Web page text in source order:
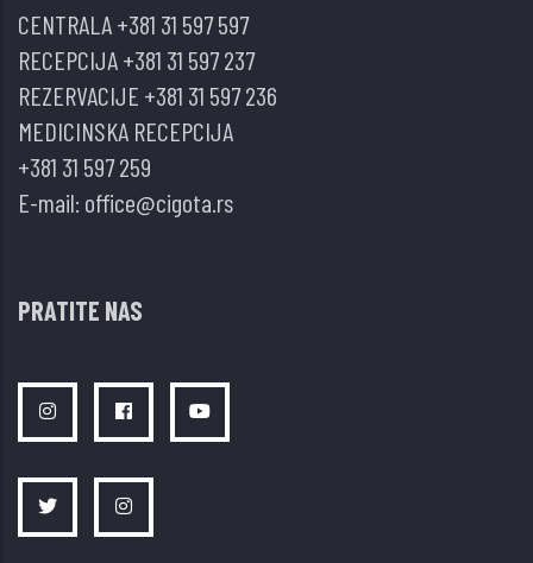
CENTRALA+381 31 597 597
RECEPCIJA+381 31 597 237
REZERVACIJE +381 31 597 236
MEDICINSKA RECEPCIJA
+381 31 597 259
E-mail: office@cigota.rs
PRATITE NAS